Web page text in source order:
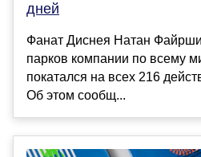
дней
Фанат Диснея Натан
парков компании по всему
покатался на всех 216
Об этом сообщ...